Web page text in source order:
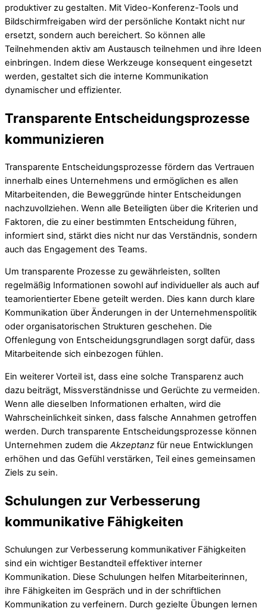
produktiver zu gestalten. Mit Video-Konferenz-Tools und
Bildschirmfreigaben wird der persönliche Kontakt nicht nur
ersetzt, sondern auch bereichert. So können alle
Teilnehmenden aktiv am Austausch teilnehmen und ihre Ideen
einbringen. Indem diese Werkzeuge konsequent eingesetzt
werden, gestaltet sich die interne Kommunikation
dynamischer und effizienter.
Transparente Entscheidungsprozesse
kommunizieren
Transparente Entscheidungsprozesse fördern das Vertrauen
innerhalb eines Unternehmens und ermöglichen es allen
Mitarbeitenden, die Beweggründe hinter Entscheidungen
nachzuvollziehen. Wenn alle Beteiligten über die Kriterien und
Faktoren, die zu einer bestimmten Entscheidung führen,
informiert sind, stärkt dies nicht nur das Verständnis, sondern
auch das Engagement des Teams.
Um transparente Prozesse zu gewährleisten, sollten
regelmäßig Informationen sowohl auf individueller als auch auf
teamorientierter Ebene geteilt werden. Dies kann durch klare
Kommunikation über Änderungen in der Unternehmenspolitik
oder organisatorischen Strukturen geschehen. Die
Offenlegung von Entscheidungsgrundlagen sorgt dafür, dass
Mitarbeitende sich einbezogen fühlen.
Ein weiterer Vorteil ist, dass eine solche Transparenz auch
dazu beiträgt, Missverständnisse und Gerüchte zu vermeiden.
Wenn alle dieselben Informationen erhalten, wird die
Wahrscheinlichkeit sinken, dass falsche Annahmen getroffen
werden. Durch transparente Entscheidungsprozesse können
Unternehmen zudem die Akzeptanz für neue Entwicklungen
erhöhen und das Gefühl verstärken, Teil eines gemeinsamen
Ziels zu sein.
Schulungen zur Verbesserung
kommunikative Fähigkeiten
Schulungen zur Verbesserung kommunikativer Fähigkeiten
sind ein wichtiger Bestandteil effektiver interner
Kommunikation. Diese Schulungen helfen Mitarbeiterinnen,
ihre Fähigkeiten im Gespräch und in der schriftlichen
Kommunikation zu verfeinern. Durch gezielte Übungen lernen